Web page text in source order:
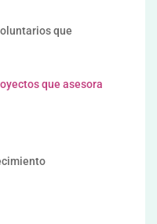
que
que asesora